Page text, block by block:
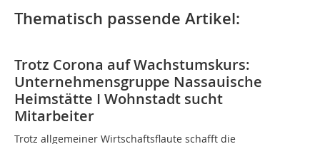
Thematisch passende Artikel:
Trotz Corona auf Wachstumskurs:
Unternehmensgruppe Nassauische
Heimstätte I Wohnstadt sucht
Mitarbeiter
Trotz allgemeiner Wirtschaftsflaute schafft die